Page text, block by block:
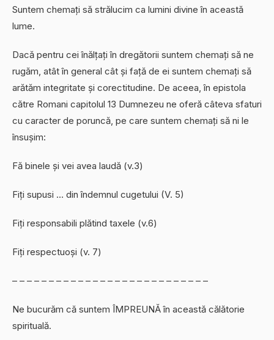
Suntem chemați să strălucim ca lumini divine în această
lume.
Dacă pentru cei înălțați în dregătorii suntem chemați să ne
rugăm, atât în general cât și față de ei suntem chemați să
arătăm integritate și corectitudine. De aceea, în epistola
către Romani capitolul 13 Dumnezeu ne oferă câteva sfaturi
cu caracter de poruncă, pe care suntem chemați să ni le
însușim:
Fă binele și vei avea laudă (v.3)
Fiți supusi … din îndemnul cugetului (V. 5)
Fiți responsabili plătind taxele (v.6)
Fiți respectuoși (v. 7)
– – – – – – – – – – – – – – – – – – – – – – – – – – –
Ne bucurăm că suntem ÎMPREUNĂ în această călătorie
spirituală.